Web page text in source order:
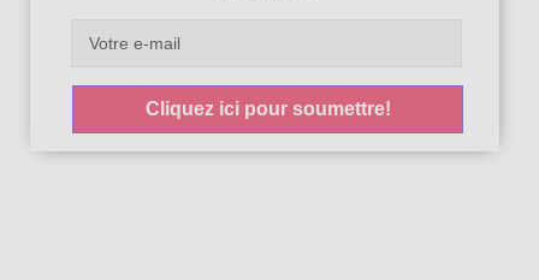
Cliquez ici pour soumettre!